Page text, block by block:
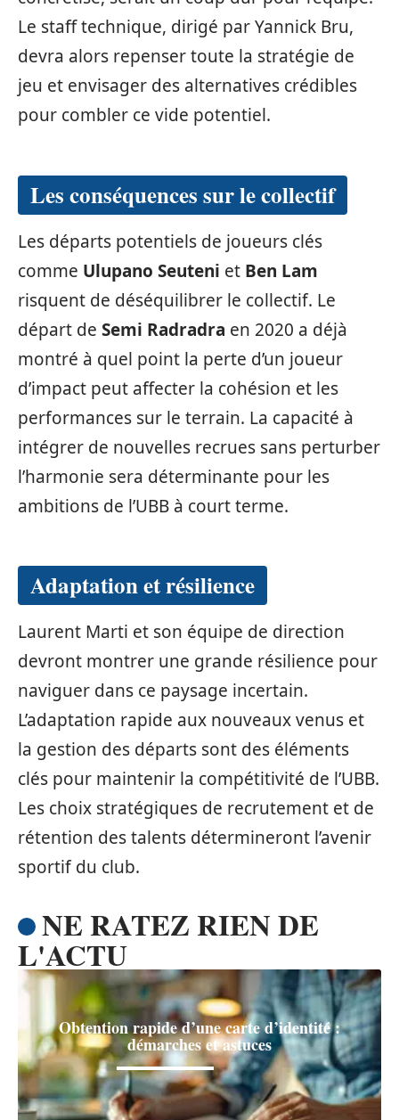
Le staff technique, dirigé par Yannick Bru,
devra alors repenser toute la stratégie de
jeu et envisager des alternatives crédibles
pour combler ce vide potentiel.
Les conséquences sur le collectif
Les départs potentiels de joueurs clés
comme Ulupano Seuteni et Ben Lam
risquent de déséquilibrer le collectif. Le
départ de Semi Radradra en 2020 a déjà
montré à quel point la perte d’un joueur
d’impact peut affecter la cohésion et les
performances sur le terrain. La capacité à
intégrer de nouvelles recrues sans perturber
l’harmonie sera déterminante pour les
ambitions de l’UBB à court terme.
Adaptation et résilience
Laurent Marti et son équipe de direction
devront montrer une grande résilience pour
naviguer dans ce paysage incertain.
L’adaptation rapide aux nouveaux venus et
la gestion des départs sont des éléments
clés pour maintenir la compétitivité de l’UBB.
Les choix stratégiques de recrutement et de
rétention des talents détermineront l’avenir
sportif du club.
NE RATEZ RIEN DE
L'ACTU
Obtention rapide d’une carte d’identité :
démarches et astuces